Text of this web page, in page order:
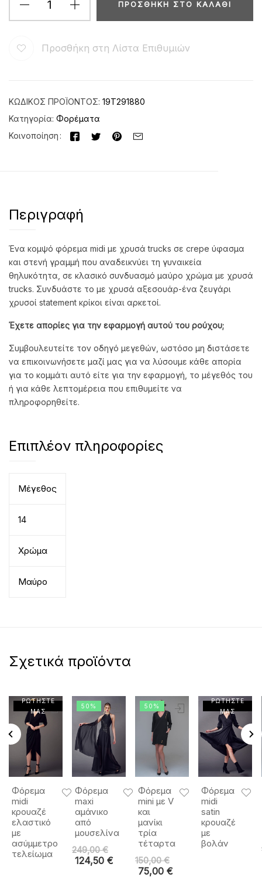
ΠΡΟΣΘΉΚΗ ΣΤΟ ΚΑΛΆΘΙ
Προσθήκη στη Λίστα Επιθυμιών
ΚΩΔΙΚΌΣ ΠΡΟΪΌΝΤΟΣ: 19Τ291880
Κατηγορία: Φορέματα
Κοινοποίηση
Περιγραφή
Ένα κομψό φόρεμα midi με χρυσά trucks σε crepe ύφασμα
και στενή γραμμή που αναδεικνύει τη γυναικεία
θηλυκότητα, σε κλασικό συνδυασμό μαύρο χρώμα με χρυσά
trucks. Συνδυάστε το με χρυσά αξεσουάρ-ένα ζευγάρι
χρυσοί statement κρίκοι είναι αρκετοί.
Έχετε απορίες για την εφαρμογή αυτού του ρούχου;
Συμβουλευτείτε τον οδηγό μεγεθών, ωστόσο μη διστάσετε
να επικοινωνήσετε μαζί μας για να λύσουμε κάθε απορία
για το κομμάτι αυτό είτε για την εφαρμογή, το μέγεθός του
ή για κάθε λεπτομέρεια που επιθυμείτε να
πληροφορηθείτε.
Επιπλέον πληροφορίες
Μέγεθος
14
Χρώμα
Μαύρο
Σχετικά προϊόντα
ΡΩΤΗΣΤΕ
ΜΑΣ
Φόρεμα
midi
κρουαζέ
ελαστικό
με
ασύμμετρο
τελείωμα
50%
Φόρεμα
maxi
αμάνικο
από
μουσελίνα
249,00€
124,50€
50%
Φόρεμα
mini με V
και
μανίκι
τρία
τέταρτα
150,00€
75,00€
ΡΩΤΗΣΤΕ
ΜΑΣ
Φόρεμα
midi
satin
κρουαζέ
με
βολάν